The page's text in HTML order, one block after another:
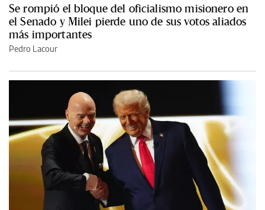
Se rompió el bloque del oficialismo misionero en
el Senado y Milei pierde uno de sus votos aliados
más importantes
Pedro Lacour